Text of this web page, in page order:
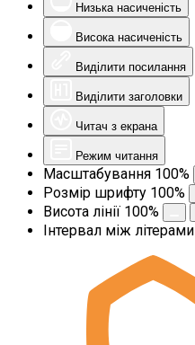
Низька насиченість
Висока насиченість
Виділити посилання
Виділити заголовки
Читач з екрана
Режим читання
Масштабування 100%
Розмір шрифту 100%
Висота лінії 100%
Інтервал між літерами